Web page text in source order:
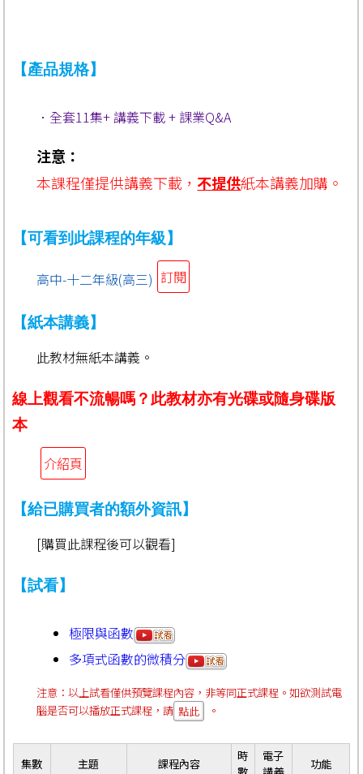
【產品規格】
．全套11集+ 講義下載 + 課業Q&A
注意：
本課程僅提供講義下載， 不提供紙本講義加購 。
【可看到此課程的年級】
高中-十二年級(高三) 訂閱
【紙本講義】
此教材無紙本講義。
線上觀看不流暢嗎？此教材亦有光碟或隨身碟版
本
介紹頁
【給已購買者的額外資訊】
[購買此課程後可以觀看]
【試看】
極限與函數
多項式函數的微積分
注意：以上試看僅供預覽課程內容，非等同正式課程。如欲測試電
腦是否可以播放正式課程，請 點此 。
集數 主題 課程內容
時
電子
功能